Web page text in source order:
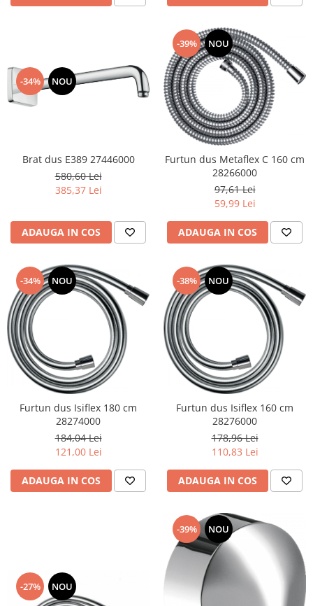
Lavoare sub blat
Lavoare pe mobilier
Lavoare incastrabile
Bideuri stative
Bideuri suspendate
Vase WC stative
Vase WC suspendate
WC pentru persoane cu dizabilitati
Capace
Capace WC softclose
Capace WC clasice
Capace bideuri
Pisoare
-34% NOU
Brat dus E389 27446000
580,60 Lei
385,37 Lei
ADAUGA IN COS
-39% NOU
Furtun dus Metaflex C 160 cm
28266000
97,61 Lei
59,99 Lei
ADAUGA IN COS
-34% NOU
Furtun dus Isiflex 180 cm
28274000
184,04 Lei
121,00 Lei
ADAUGA IN COS
-38% NOU
Furtun dus Isiflex 160 cm
28276000
178,96 Lei
110,83 Lei
ADAUGA IN COS
-27% NOU
-39% NOU